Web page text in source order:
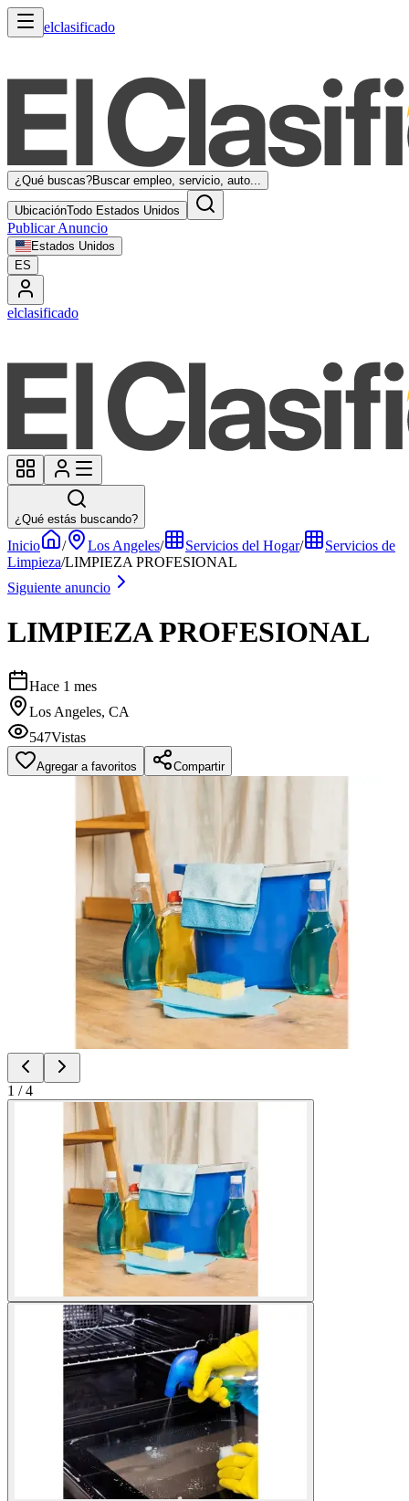
elclasificado
¿Qué buscas?Buscar empleo, servicio, auto...
UbicaciónTodo Estados Unidos
Publicar Anuncio
Estados Unidos
ES
elclasificado
¿Qué estás buscando?
Inicio / Los Angeles/ Servicios del Hogar/
Servicios de
Limpieza/LIMPIEZA PROFESIONAL
Siguiente anuncio
LIMPIEZA PROFESIONAL
Hace 1 mes
Los Angeles, CA
547Vistas
Agregar a favoritos Compartir
1 /4